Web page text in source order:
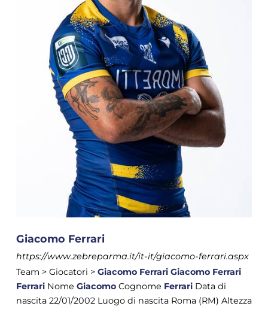
Giacomo Ferrari
https://www.zebreparma.it/it-it/giacomo-ferrari.aspx
Team > Giocatori > Giacomo Ferrari Giacomo Ferrari
FerrariNome GiacomoCognome FerrariData di
nascita 22/01/2002 Luogo di nascita Roma (RM) Altezza